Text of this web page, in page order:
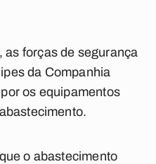
as forças de segurança
da Companhia
os equipamentos
o abastecimento